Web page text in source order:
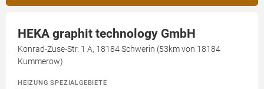
HEKA graphit technology GmbH
Konrad-Zuse-Str. 1 A, 18184 Schwerin (53km von 18184
Kummerow)
HEIZUNG SPEZIALGEBIETE